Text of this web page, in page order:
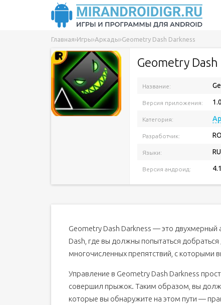
Главная›Игры›Аркады›Geometry Dash Darkness
Geometry Dash
Название:
Версия приложения:
Категория:
Разработчик:
Языки: RU
Версия андроид:
Geometry Dash Darkness — это
Dash, где вы должны попытаться
многочисленных препятствий, с которыми
Управление в Geometry Dash Darkness
совершил прыжок. Таким образом, вы
которые вы обнаружите на этом пути —